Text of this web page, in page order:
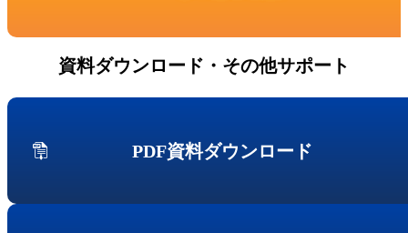
資料ダウンロード・その他サポート
PDF資料ダウンロード